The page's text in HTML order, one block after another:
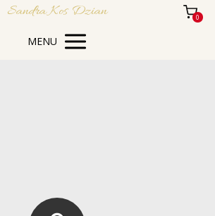
Sandra Kos Dzian 0
MENU